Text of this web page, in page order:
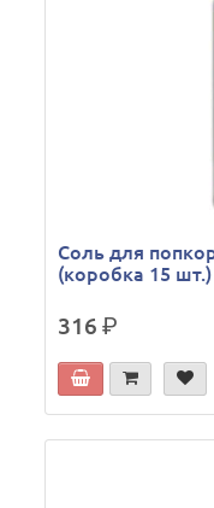
Соль для
(коробка 15 шт.)
316р.